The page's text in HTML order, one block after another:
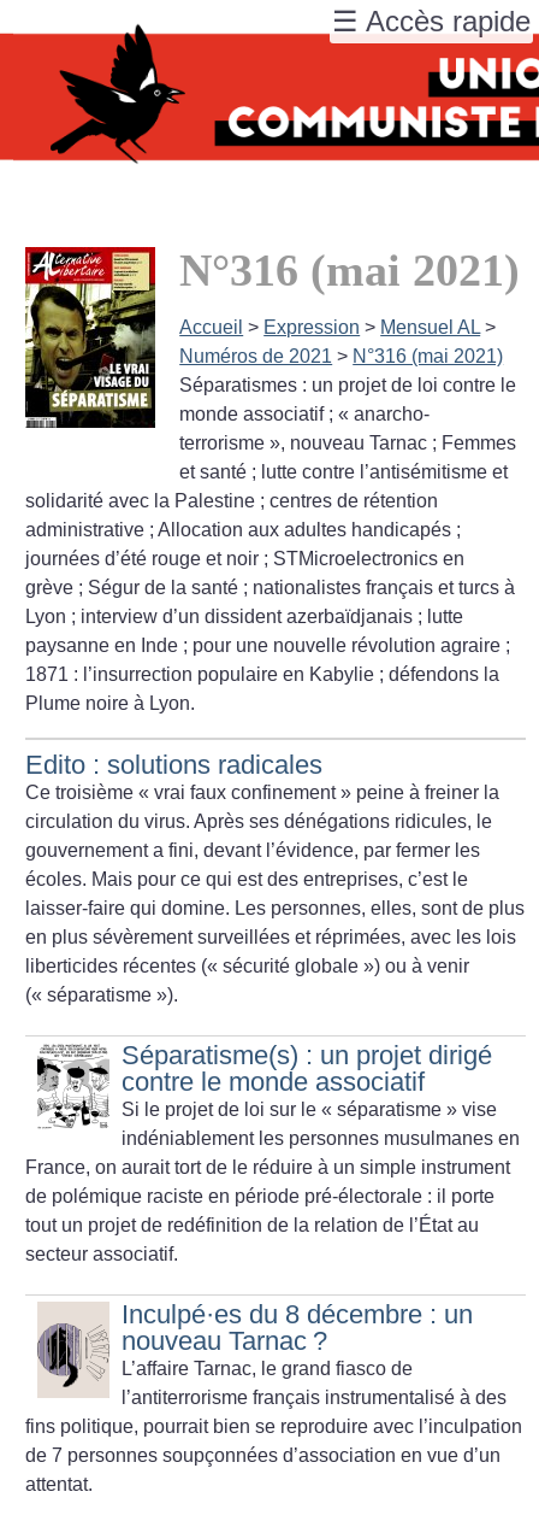
N°316 (mai 2021)
Accueil > Expression > Mensuel AL >
Numéros de 2021 > N°316 (mai 2021)
Séparatismes : un projet de loi contre le
monde associatif ; « anarcho-
terrorisme », nouveau Tarnac ; Femmes
et santé ; lutte contre l’antisémitisme et
solidarité avec la Palestine ; centres de rétention
administrative ; Allocation aux adultes handicapés ;
journées d’été rouge et noir ; STMicroelectronics en
grève ; Ségur de la santé ; nationalistes français et turcs à
Lyon ; interview d’un dissident azerbaïdjanais ; lutte
paysanne en Inde ; pour une nouvelle révolution agraire ;
1871 : l’insurrection populaire en Kabylie ; défendons la
Plume noire à Lyon.
Edito : solutions radicales
Ce troisième « vrai faux confinement » peine à freiner la
circulation du virus. Après ses dénégations ridicules, le
gouvernement a fini, devant l’évidence, par fermer les
écoles. Mais pour ce qui est des entreprises, c’est le
laisser-faire qui domine. Les personnes, elles, sont de plus
en plus sévèrement surveillées et réprimées, avec les lois
liberticides récentes (« sécurité globale ») ou à venir
(« séparatisme »).
Séparatisme(s) : un projet dirigé
contre le monde associatif
Si le projet de loi sur le « séparatisme » vise
indéniablement les personnes musulmanes en
France, on aurait tort de le réduire à un simple instrument
de polémique raciste en période pré-électorale : il porte
tout un projet de redéfinition de la relation de l’État au
secteur associatif.
Inculpé·es du 8 décembre : un
nouveau Tarnac ?
L’affaire Tarnac, le grand fiasco de
l’antiterrorisme français instrumentalisé à des
fins politique, pourrait bien se reproduire avec l’inculpation
de 7 personnes soupçonnées d’association en vue d’un
attentat.
☰ Accès rapide